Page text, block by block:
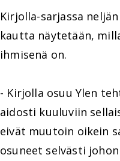
Kirjolla-sarjassa
kautta näytetään,
ihmisenä on.
- Kirjolla osuu Ylen
aidosti kuuluviin
eivät muutoin oikein
osuneet selvästi